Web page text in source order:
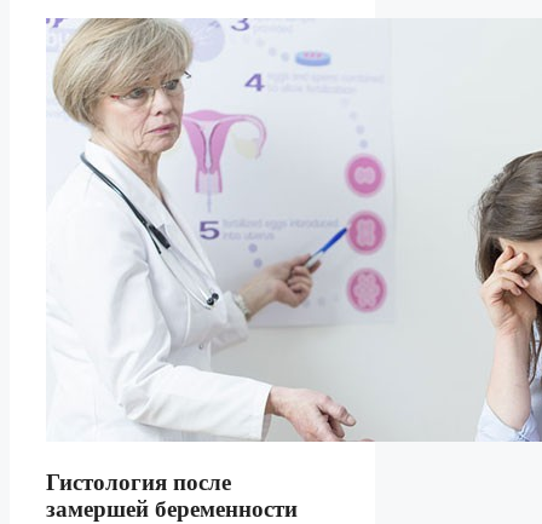
Гистология после
замершей беременности